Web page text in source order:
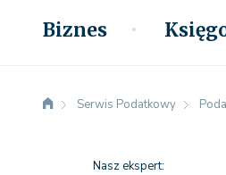
Biznes
Serwis Podatkowy
Nasz ekspert: